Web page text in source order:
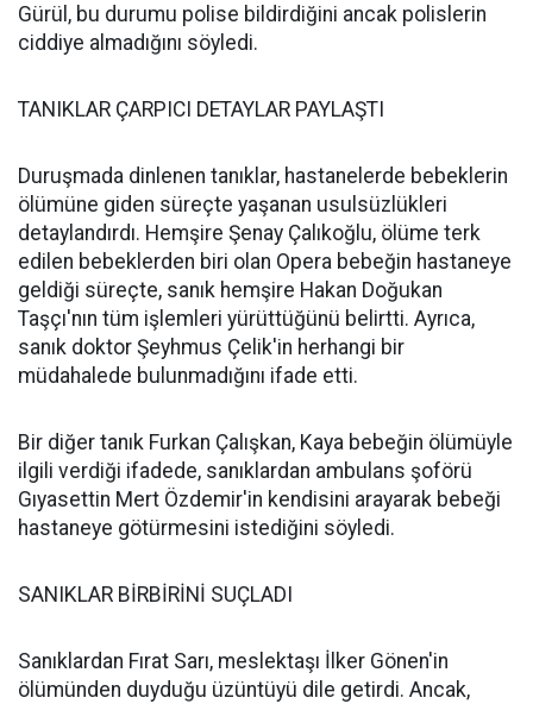
Gürül, bu durumu polise bildirdiğini ancak polislerin
ciddiye almadığını söyledi.
TANIKLAR ÇARPICI DETAYLAR PAYLAŞTI
Duruşmada dinlenen tanıklar, hastanelerde bebeklerin
ölümüne giden süreçte yaşanan usulsüzlükleri
detaylandırdı. Hemşire Şenay Çalıkoğlu, ölüme terk
edilen bebeklerden biri olan Opera bebeğin hastaneye
geldiği süreçte, sanık hemşire Hakan Doğukan
Taşçı'nın tüm işlemleri yürüttüğünü belirtti. Ayrıca,
sanık doktor Şeyhmus Çelik'in herhangi bir
müdahalede bulunmadığını ifade etti.
Bir diğer tanık Furkan Çalışkan, Kaya bebeğin ölümüyle
ilgili verdiği ifadede, sanıklardan ambulans şoförü
Gıyasettin Mert Özdemir'in kendisini arayarak bebeği
hastaneye götürmesini istediğini söyledi.
SANIKLAR BİRBİRİNİ SUÇLADI
Sanıklardan Fırat Sarı, meslektaşı İlker Gönen'in
ölümünden duyduğu üzüntüyü dile getirdi. Ancak,